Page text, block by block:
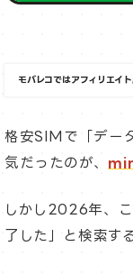
モバレコではアフィリエイ
格安SIMで「デー
気だったのが、
しかし2026年、
了した」と検索す